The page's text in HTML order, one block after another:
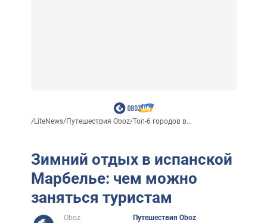
/LiteNews/Путешествия Oboz/Топ-6 городов в...
Зимний отдых в испанской
Марбелье: чем можно
заняться туристам
Oboz
Путешествия Oboz